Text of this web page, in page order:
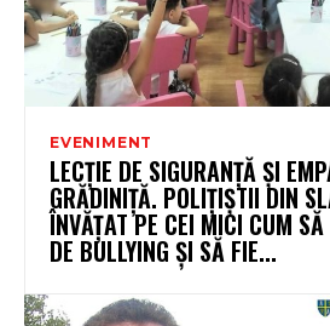
EVENIMENT
LECȚIE DE SIGURANȚĂ ȘI
GRĂDINIȚĂ. POLIȚIȘTII DIN
ÎNVĂȚAT PE CEI MICI CUM SĂ
DE BULLYING ȘI SĂ FIE...